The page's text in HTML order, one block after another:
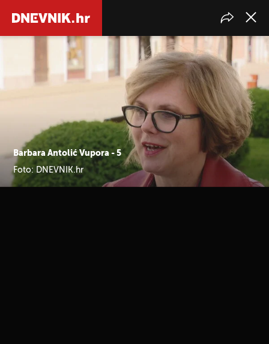
Barbara Antolić Vupora - 5
Foto: DNEVNIK.hr